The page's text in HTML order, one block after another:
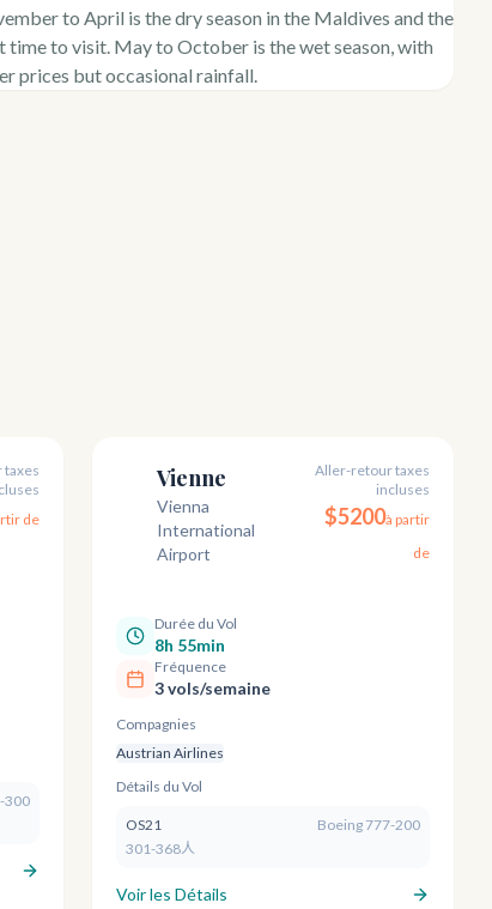
to April is the dry season in the Maldives and the
time to visit. May to October is the wet season, with
prices but occasional rainfall.
de
300
Vienne
Vienna
International
Airport
Aller-retour taxes
incluses
$5200à partir
de
Durée du Vol
8h 55min
Fréquence
3 vols/semaine
Compagnies
Austrian Airlines
Détails du Vol
OS21
Boeing 777-200
301-368人
Voir les Détails